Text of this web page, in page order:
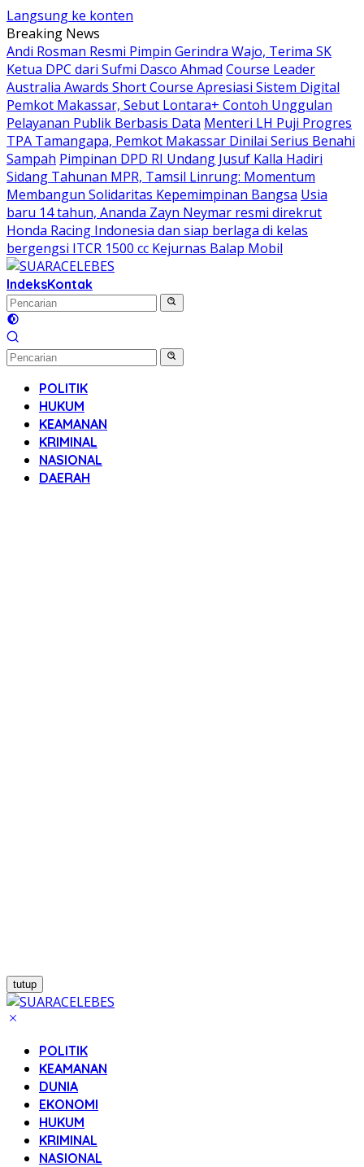
Langsung ke konten
Breaking News
Andi Rosman Resmi Pimpin Gerindra Wajo, Terima SK
Ketua DPC dari Sufmi Dasco Ahmad Course Leader
Australia Awards Short Course Apresiasi Sistem Digital
Pemkot Makassar, Sebut Lontara+ Contoh Unggulan
Pelayanan Publik Berbasis Data Menteri LH Puji Progres
TPA Tamangapa, Pemkot Makassar Dinilai Serius Benahi
Sampah Pimpinan DPD RI Undang Jusuf Kalla Hadiri
Sidang Tahunan MPR, Tamsil Linrung: Momentum
Membangun Solidaritas Kepemimpinan Bangsa Usia
baru 14 tahun, Ananda Zayn Neymar resmi direkrut
Honda Racing Indonesia dan siap berlaga di kelas
bergengsi ITCR 1500 cc Kejurnas Balap Mobil
IndeksKontak
POLITIK
HUKUM
KEAMANAN
KRIMINAL
NASIONAL
DAERAH
tutup
POLITIK
KEAMANAN
DUNIA
EKONOMI
HUKUM
KRIMINAL
NASIONAL